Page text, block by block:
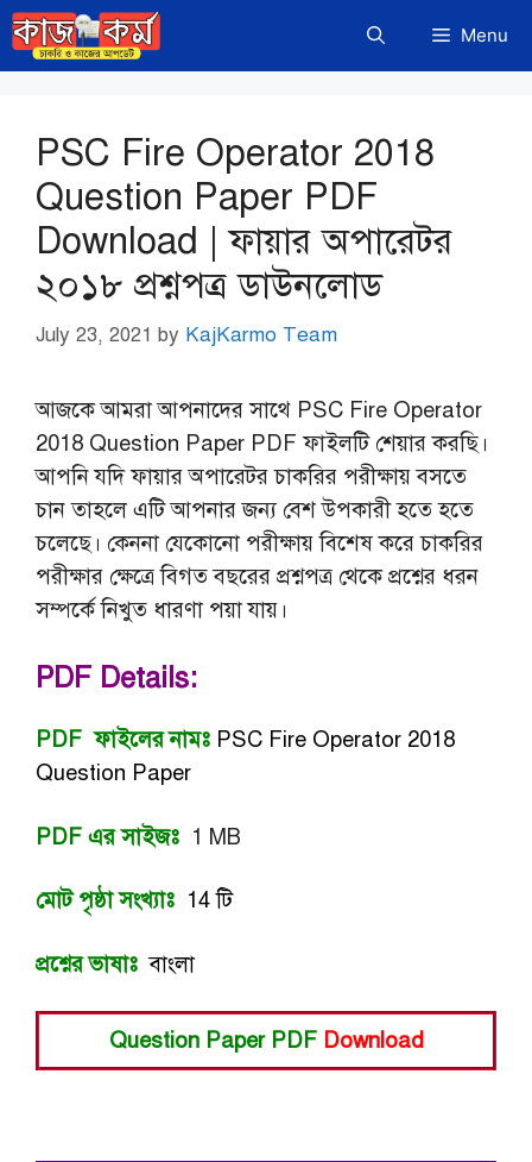
Skip
to
content
Menu
PSC Fire Operator 2018
Question Paper PDF
Download | ফায়ার অপারেটর
২০১৮ প্রশ্নপত্র ডাউনলোড
July 23, 2021 by KajKarmo Team
আজকে আমরা আপনাদের সাথে PSC Fire Operator
2018 Question Paper PDF ফাইলটি শেয়ার করছি।
আপনি যদি ফায়ার অপারেটর চাকরির পরীক্ষায় বসতে
চান তাহলে এটি আপনার জন্য বেশ উপকারী হতে হতে
চলেছে। কেননা যেকোনো পরীক্ষায় বিশেষ করে চাকরির
পরীক্ষার ক্ষেত্রে বিগত বছরের প্রশ্নপত্র থেকে প্রশ্নের ধরন
সম্পর্কে নিখুত ধারণা পয়া যায়।
PDF Details:
PDF ফাইলের নামঃ PSC Fire Operator 2018
Question Paper
PDF এর সাইজঃ 1 MB
মোট পৃষ্ঠা সংখ্যাঃ 14 টি
প্রশ্নের ভাষাঃ বাংলা
Question Paper PDF Download